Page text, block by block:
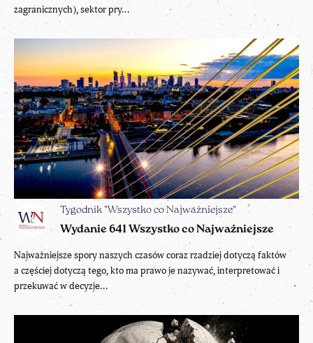
zagranicznych), sektor pry...
Tygodnik "Wszystko co Najważniejsze"
Wydanie 641 Wszystko co Najważniejsze
Najważniejsze spory naszych czasów coraz rzadziej dotyczą faktów
a częściej dotyczą tego, kto ma prawo je nazywać, interpretować i
przekuwać w decyzje...